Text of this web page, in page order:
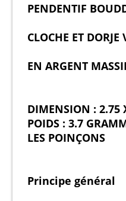
PENDENTIF
CLOCHE ET DORJE
EN ARGENT
DIMENSION :
POIDS : 3.7
LES POINÇONS
Principe général